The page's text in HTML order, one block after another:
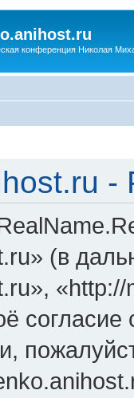
конференция Николая
-
(в